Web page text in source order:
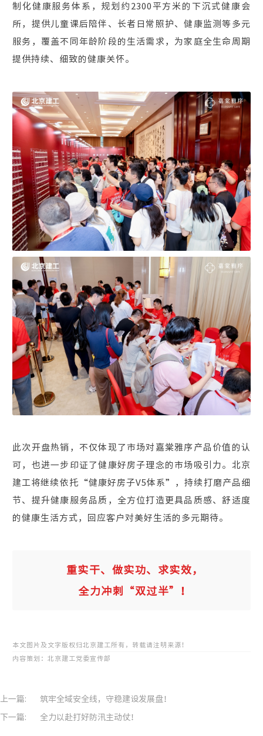
制化健康服务体系，规划约2300平方米的下沉式健康会
所，提供儿童课后陪伴、长者日常照护、健康监测等多元
服务，覆盖不同年龄阶段的生活需求，为家庭全生命周期
提供持续、细致的健康关怀。
此次开盘热销，不仅体现了市场对嘉棠雅序产品价值的认
可，也进一步印证了健康好房子理念的市场吸引力。北京
建工将继续依托“健康好房子V5体系”，持续打磨产品细
节、提升健康服务品质，全方位打造更具品质感、舒适度
的健康生活方式，回应客户对美好生活的多元期待。
重实干、做实功、求实效，
全力冲刺“双过半”！
本文图片及文字版权归北京建工所有，转载请注明来源！
内容策划：北京建工党委宣传部
上一篇: 筑牢全域安全线，守稳建设发展盘！
下一篇: 全力以赴打好防汛主动仗！